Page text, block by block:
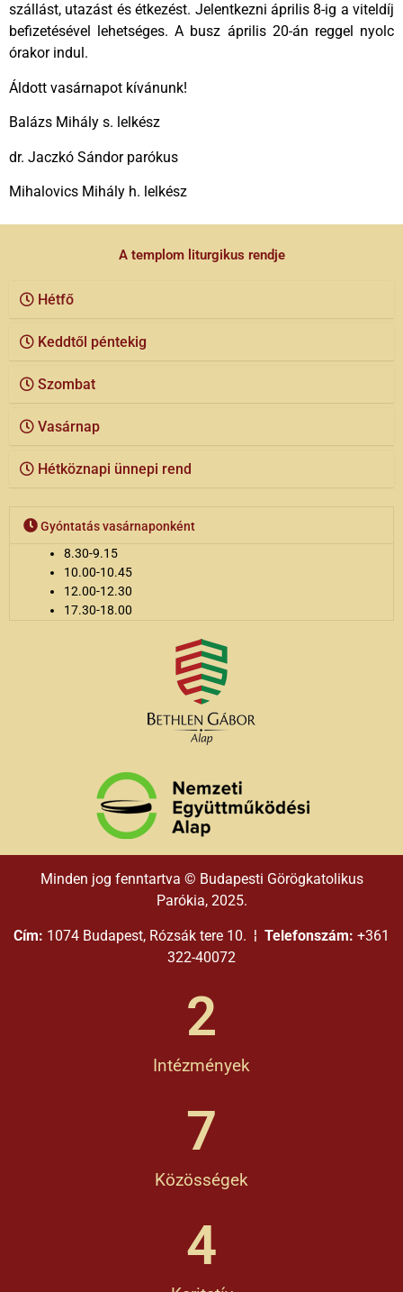
szállást, utazást és étkezést. Jelentkezni április 8-ig a viteldíj
befizetésével lehetséges. A busz április 20-án reggel nyolc
órakor indul.
Áldott vasárnapot kívánunk!
Balázs Mihály s. lelkész
dr. Jaczkó Sándor parókus
Mihalovics Mihály h. lelkész
A templom liturgikus rendje
Hétfő
Keddtől péntekig
Szombat
Vasárnap
Hétköznapi ünnepi rend
Gyóntatás vasárnaponként
8.30-9.15
10.00-10.45
12.00-12.30
17.30-18.00
Minden jog fenntartva © Budapesti Görögkatolikus
Parókia, 2025.
Cím: 1074 Budapest, Rózsák tere 10. ¦ Telefonszám: +361
322-40072
Intézmények
2
Közösségek
7
4